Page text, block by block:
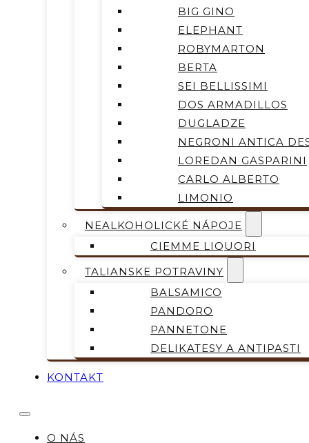
BIG GINO
ELEPHANT
ROBYMARTON
BERTA
SEI BELLISSIMI
DOS ARMADILLOS
DUGLADZE
NEGRONI ANTICA
LOREDAN GASPARINI
CARLO ALBERTO
LIMONIO
NEALKOHOLICKÉ NÁPOJE
CIEMME LIQUORI
TALIANSKE POTRAVINY
BALSAMICO
PANDORO
PANNETONE
DELIKATESY A ANTIPASTI
KONTAKT
O NÁS